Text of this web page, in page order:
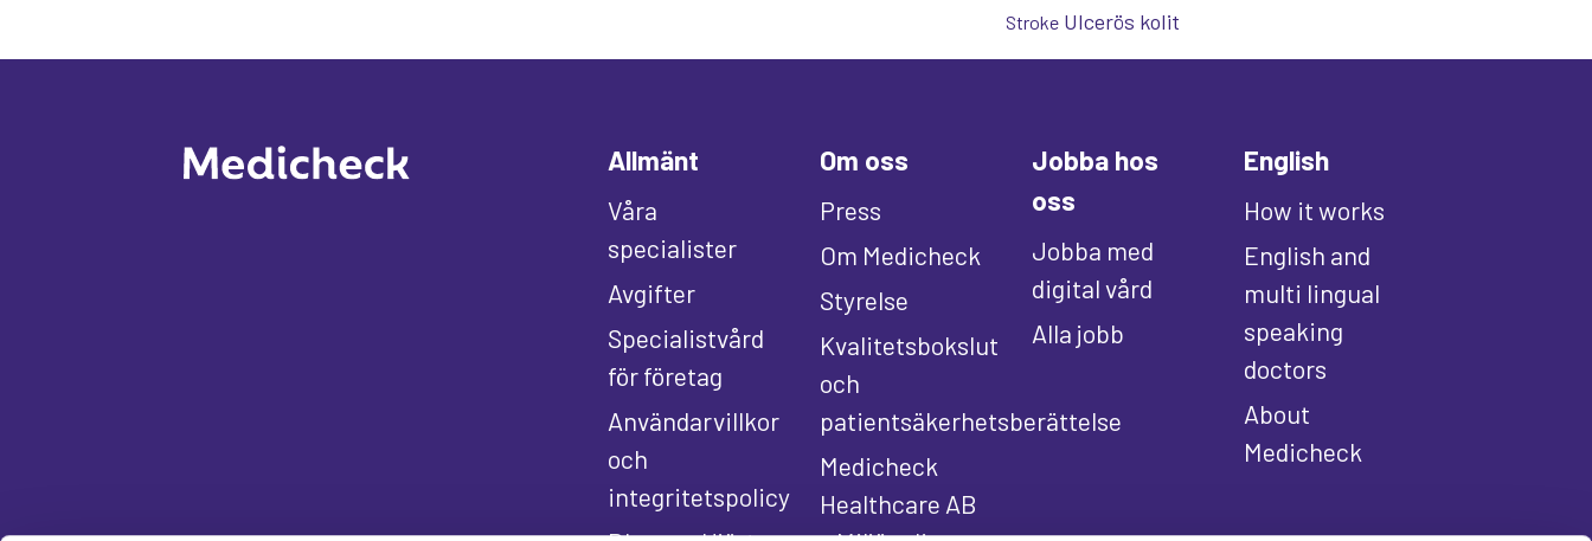
Stroke Ulcerös kolit
Allmänt
Våra
specialister
Avgifter
Specialistvård
för företag
Användarvillkor
och
integritetspolicy
Om oss
Press
Om Medicheck
Styrelse
Kvalitetsbokslut
och
patientsäkerhetsberättelse
Medicheck
Healthcare AB
Jobba hos
oss
Jobba med
digital vård
Alla jobb
English
How it works
English and
multi lingual
speaking
doctors
About
Medicheck